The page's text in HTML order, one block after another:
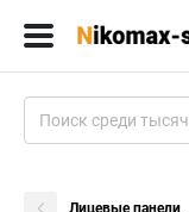
Лицевые панели